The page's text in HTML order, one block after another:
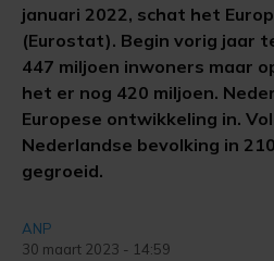
januari 2022, schat het
(Eurostat). Begin vorig jaar
447 miljoen inwoners maar
het er nog 420 miljoen.
Europese ontwikkeling in.
Nederlandse bevolking in
gegroeid.
ANP
30 maart 2023 - 14:59